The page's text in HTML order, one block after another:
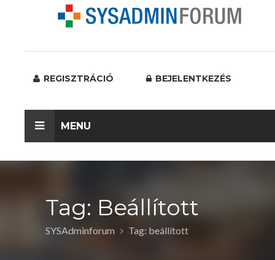
REGISZTRÁCIÓ BEJELENTKEZÉS
MENU
Tag: Beállított
SYSAdminforum Tag: beállított